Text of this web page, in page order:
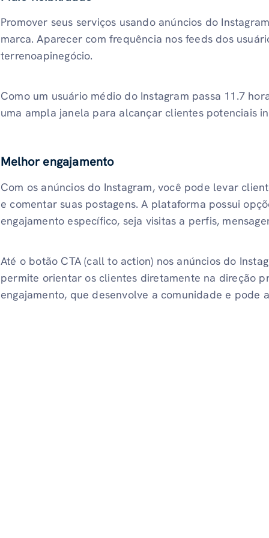
Promover seus serviços usando anúncios do
marca. Aparecer com frequência nos feeds dos
terrenoapinegócio.
Como um usuário médio do Instagram passa 11.7
uma ampla janela para alcançar clientes potenciais
Melhor engajamento
Com os anúncios do Instagram, você pode levar
e comentar suas postagens. A plataforma possui
engajamento específico, seja visitas a perfis,
Até o botão CTA (call to action) nos anúncios do
permite orientar os clientes diretamente na direção
engajamento, que desenvolve a comunidade e pode